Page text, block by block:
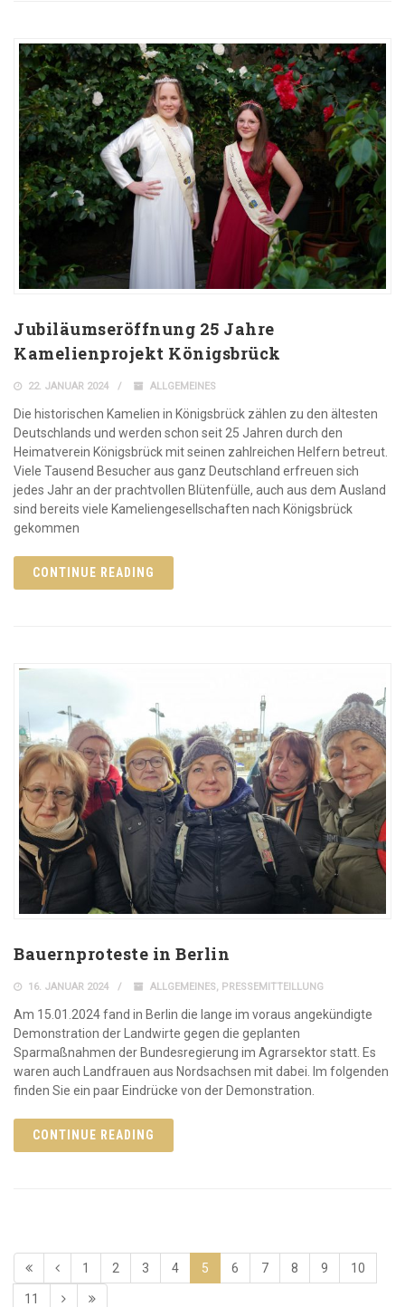
Jubiläumseröffnung 25 Jahre
Kamelienprojekt Königsbrück
22. JANUAR 2024 ALLGEMEINES
Die historischen Kamelien in Königsbrück zählen zu den ältesten
Deutschlands und werden schon seit 25 Jahren durch den
Heimatverein Königsbrück mit seinen zahlreichen Helfern betreut.
Viele Tausend Besucher aus ganz Deutschland erfreuen sich
jedes Jahr an der prachtvollen Blütenfülle, auch aus dem Ausland
sind bereits viele Kameliengesellschaften nach Königsbrück
gekommen
CONTINUE READING
Bauernproteste in Berlin
16. JANUAR 2024 ALLGEMEINES PRESSEMITTEILLUNG
Am 15.01.2024 fand in Berlin die lange im voraus angekündigte
Demonstration der Landwirte gegen die geplanten
Sparmaßnahmen der Bundesregierung im Agrarsektor statt. Es
waren auch Landfrauen aus Nordsachsen mit dabei. Im folgenden
finden Sie ein paar Eindrücke von der Demonstration.
CONTINUE READING
1 2 3 4 5 6 7 8 9 10
11